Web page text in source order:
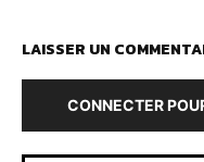
LAISSER UN
CONNECTER